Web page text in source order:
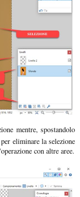
mentre, spostandolo
per eliminare la selezione
con altre aree.